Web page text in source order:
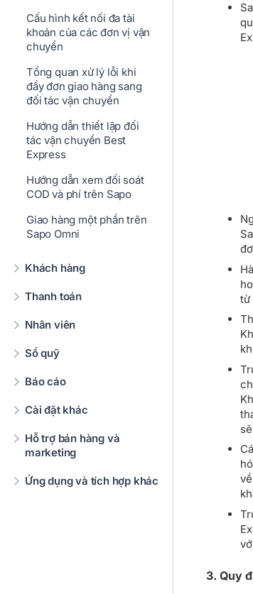
Cấu hình kết nối đa tài
khoản của các đơn vị vận
chuyển
Tổng quan xử lý lỗi khi
đẩy đơn giao hàng sang
đối tác vận chuyển
Hướng dẫn thiết lập đối
tác vận chuyển Best
Express
Hướng dẫn xem đối soát
COD và phí trên Sapo
Giao hàng một phần trên
Sapo Omni
Khách hàng
Thanh toán
Nhân viên
Sổ quỹ
Báo cáo
Cài đặt khác
Hỗ trợ bán hàng và
marketing
Ứng dụng và tích hợp khác
từ
3. Quy